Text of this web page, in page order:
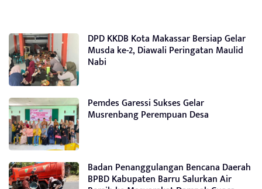
DPD KKDB Kota Makassar Bersiap Gelar
Musda ke-2, Diawali Peringatan Maulid
Nabi
Pemdes Garessi Sukses Gelar
Musrenbang Perempuan Desa
Badan Penanggulangan Bencana Daerah
BPBD Kabupaten Barru Salurkan Air